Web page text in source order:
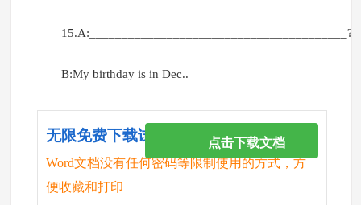
15.A:________________________________________?
B:My birthday is in Dec..
无限免费下载试卷
Word文档没有任何密码等限制使用的方式，方
便收藏和打印
点击下载文档